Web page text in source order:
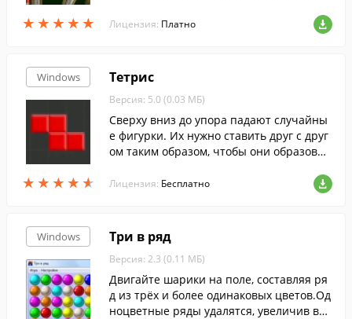
★ ★ ★ ★ ★
★ ★ ★ ★ ★
ля этого запускайте в него разноцветны
е фишки с таким расчетом, чтобы в итог
3 и более одинаковых шаров. Создавайт
е цепочки максимальной длины чтобы
получить бонусы, а также быстрее собра
ть волшебную энергию, необходимую дл
я перехода на следующий уровень.
Лицензия: Платно
Windows
★ ★ ★ ★ ★
★ ★ ★ ★ ★
Тетрис
Версия: 5.0 (0.03 МБ)
Сверху вниз до упора падают случайны
е фигурки. Их нужно ставить друг с друг
ом таким образом, чтобы они образовыв
ля. Для работы не требуется установка.
Лицензия: Бесплатно
Windows Три в ряд
Версия: 2.3 (0.11 МБ)
Двигайте шарики на поле, составляя ря
д из трёх и более одинаковых цветов.Од
ноцветные ряды удалятся, увеличив ва